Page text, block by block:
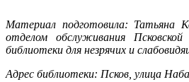
Материал подготовила: Татьяна
отделом обслуживания Псковской
библиотеки для незрячих и
Адрес библиотеки: Псков, улица